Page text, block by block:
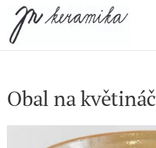
Obal na květináč